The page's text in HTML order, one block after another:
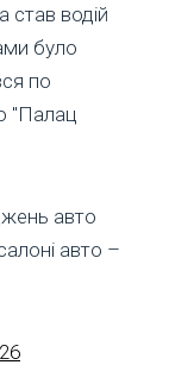
водій
було
по
"Палац
авто
авто –